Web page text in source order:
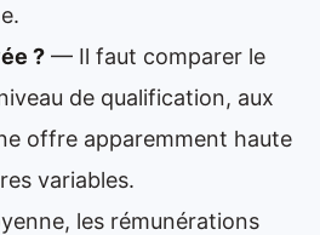
? — Il faut comparer le
de qualification, aux
offre apparemment haute
variables.
les rémunérations